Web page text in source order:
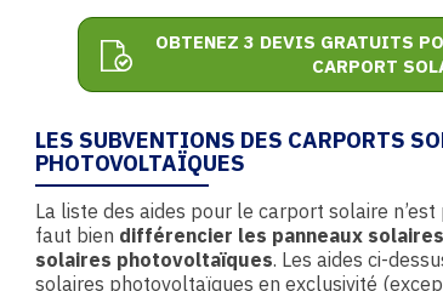
OBTENEZ 3 DEVIS GRATUITS
CARPORT
LES SUBVENTIONS DES CARPORTS
PHOTOVOLTAÏQUES
La liste des aides pour le carport solaire
faut bien différencier les panneaux
solaires photovoltaïques. Les aides ci-
solaires photovoltaïques en exclusivité